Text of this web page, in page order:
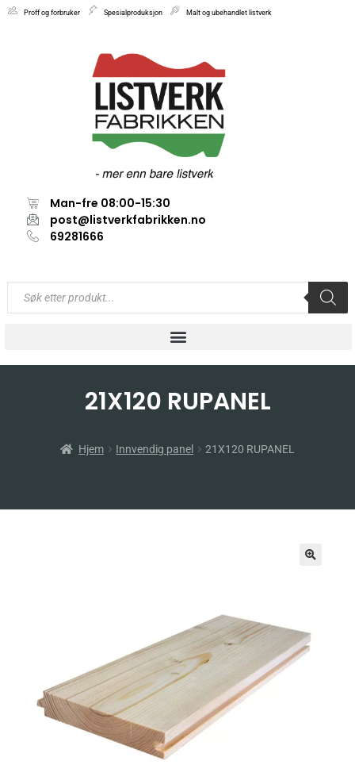
Proff og forbruker Spesialproduksjon Malt og ubehandlet listverk
Man-fre 08:00-15:30
post@listverkfabrikken.no
69281666
21X120 RUPANEL
Hjem Innvendig panel 21X120 RUPANEL